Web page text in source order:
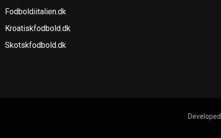
Fodboldiitalien.dk
Kroatiskfodbold.dk
Skotskfodbold.dk